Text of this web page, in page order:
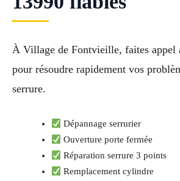
À Village de Fontvieille, faites appel
pour résoudre rapidement vos
serrure.
Dépannage serrurier
Ouverture porte fermée
Réparation serrure 3 points
Remplacement cylindre